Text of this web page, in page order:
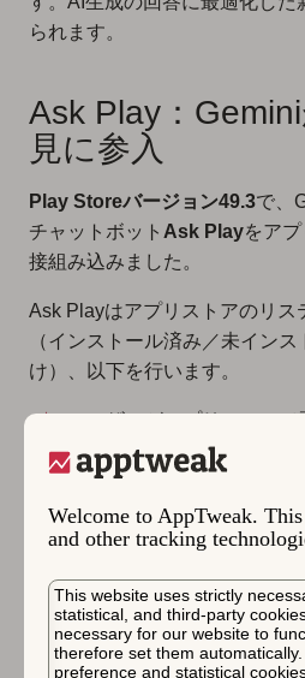
Welcome to AppTweak.
and other tracking
This website uses strictly
statistical, and third-party
necessary for our website to
therefore set them
preference and statistical
られます。
Ask Play：
見に参入
Play Storeバージョン49.3で、
チャットボット Ask Playをア
接組み込みました。
Ask Playはアプリストアのリス
（インストール済み／未イン
け）、以下を行います。
ユーザーがアプリについ
を提案します。
アプリのメタデータ、ユー
テキストを用いて回答を生